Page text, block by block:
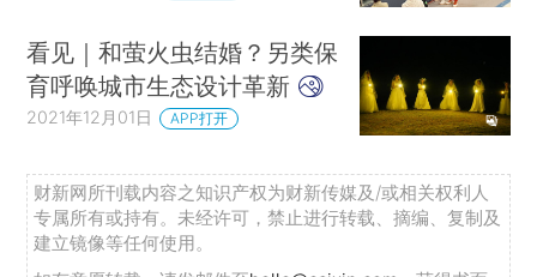
2021年10月22日，加工厂老板娘、戏班导演孟建英指导工人进行金属把手的
抛光。她的工人来自五湖四海，也不乏像兰长明这样的老乡。
看见｜和萤火虫结婚？另类保
育呼唤城市生态设计革新
2021年12月01日 APP打开
财新网所刊载内容之知识产权为财新传媒及/或相关权利人
专属所有或持有。未经许可，禁止进行转载、摘编、复制及
建立镜像等任何使用。